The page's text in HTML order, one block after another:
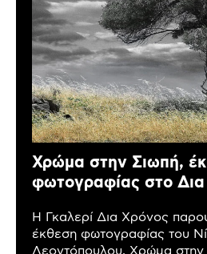
Χρώμα στην Σιωπή,
φωτογραφίας στο
Η Γκαλερί Δια Χρόνος
έκθεση φωτογραφίας του